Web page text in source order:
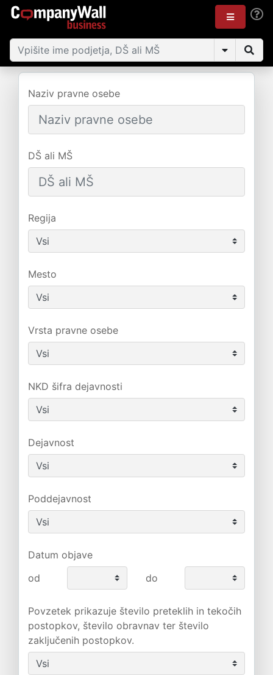
Naziv pravne osebe
DŠ ali MŠ
Regija
Mesto
Vrsta pravne osebe
NKD šifra dejavnosti
Dejavnost
Poddejavnost
Datum objave
od
do
Povzetek prikazuje število preteklih in tekočih
postopkov, število obravnav ter število
zaključenih postopkov.